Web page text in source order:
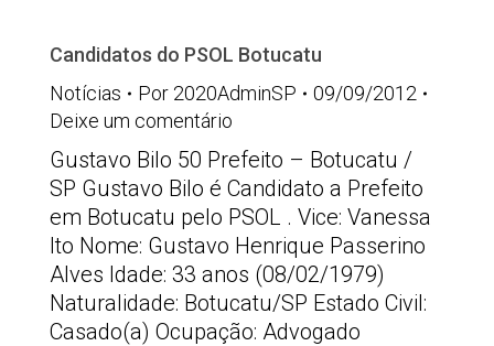
Candidatos do PSOL Botucatu
Notícias
Por 2020AdminSP
09/09/2012
Deixe um comentário
Gustavo Bilo 50 Prefeito – Botucatu /
SP Gustavo Bilo é Candidato a Prefeito
em Botucatu pelo PSOL . Vice: Vanessa
Ito Nome: Gustavo Henrique Passerino
Alves Idade: 33 anos (08/02/1979)
Naturalidade: Botucatu/SP Estado Civil:
Casado(a) Ocupação: Advogado